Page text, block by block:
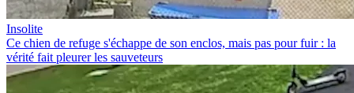
Insolite
Ce chien de refuge s'échappe de son enclos, mais pas pour fuir : la
vérité fait pleurer les sauveteurs